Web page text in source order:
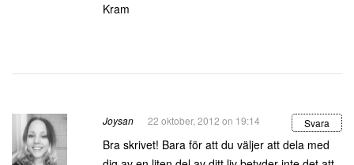
Kram
Joysan 22 oktober, 2012 on 19:14 Svara
Bra skrivet! Bara för att du väljer att dela med